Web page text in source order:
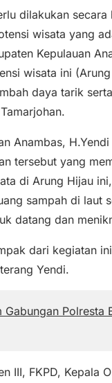
dilakukan
wisata yang
Kepulauan
wisata ini
daya tarik
Anambas,
tersebut yang
di Arung Hijau
sampah di laut
datang dan
dari kegiatan
Yendi.
Gabungan Polresta
III, FKPD, Kepala